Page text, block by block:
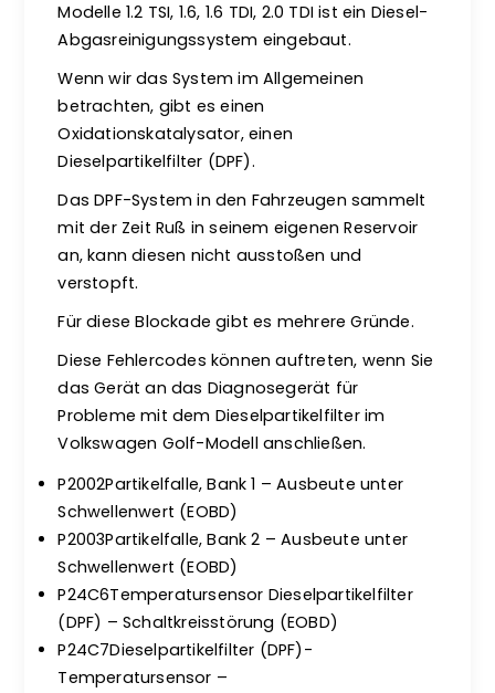
Modelle 1.2 TSI, 1.6, 1.6 TDI, 2.0 TDI ist ein Diesel-
Abgasreinigungssystem eingebaut.
Wenn wir das System im Allgemeinen
betrachten, gibt es einen
Oxidationskatalysator, einen
Dieselpartikelfilter (DPF).
Das DPF-System in den Fahrzeugen sammelt
mit der Zeit Ruß in seinem eigenen Reservoir
an, kann diesen nicht ausstoßen und
verstopft.
Für diese Blockade gibt es mehrere Gründe.
Diese Fehlercodes können auftreten, wenn Sie
das Gerät an das Diagnosegerät für
Probleme mit dem Dieselpartikelfilter im
Volkswagen Golf-Modell anschließen.
P2002Partikelfalle, Bank 1 – Ausbeute unter
Schwellenwert (EOBD)
P2003Partikelfalle, Bank 2 – Ausbeute unter
Schwellenwert (EOBD)
P24C6Temperatursensor Dieselpartikelfilter
(DPF) – Schaltkreisstörung (EOBD)
P24C7Dieselpartikelfilter (DPF)-
Temperatursensor –